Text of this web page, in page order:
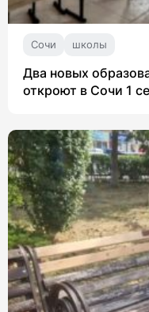
Сочи школы
Два новых
откроют в Сочи 1